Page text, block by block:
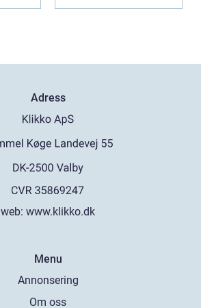
Adress
web: www.klikko.dk
Menu
Annonsering
Om oss